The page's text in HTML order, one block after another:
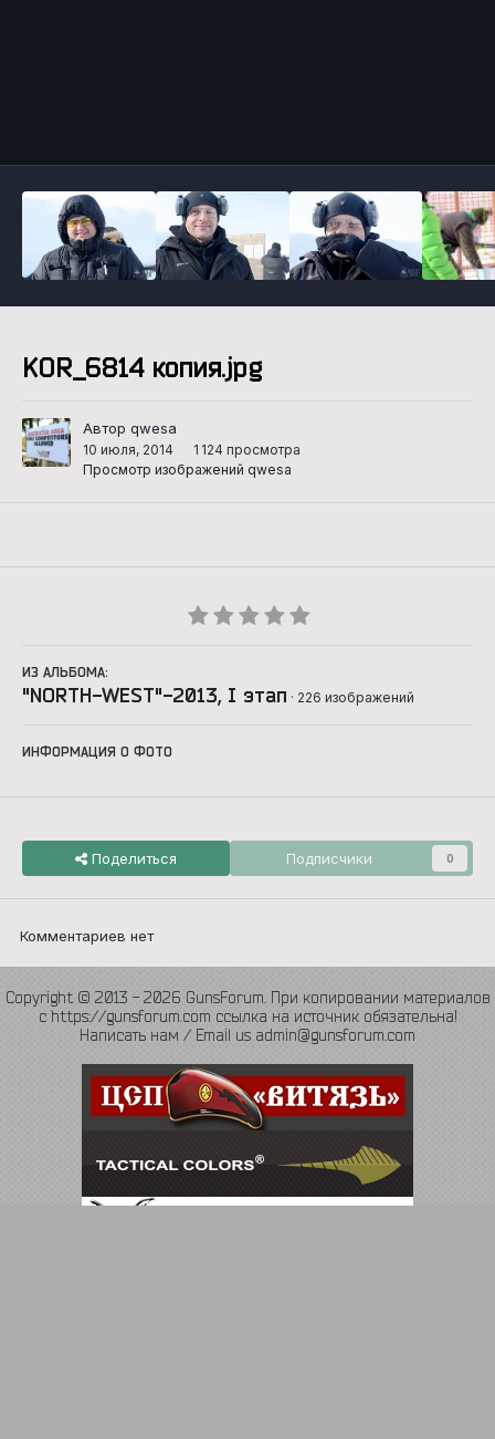
KOR_6814 копия.jpg
Автор qwesa
10 июля, 2014
1 124 просмотра
Просмотр изображений qwesa
ИЗ АЛЬБОМА:
"NORTH-WEST"-2013, I этап · 226 изображений
ИНФОРМАЦИЯ О ФОТО
Поделиться Подписчики 0
Комментариев нет
Copyright © 2013 - 2026 GunsForum. При копировании материалов
с https://gunsforum.com ссылка на источник обязательна!
Написать нам / Email us admin@gunsforum.com